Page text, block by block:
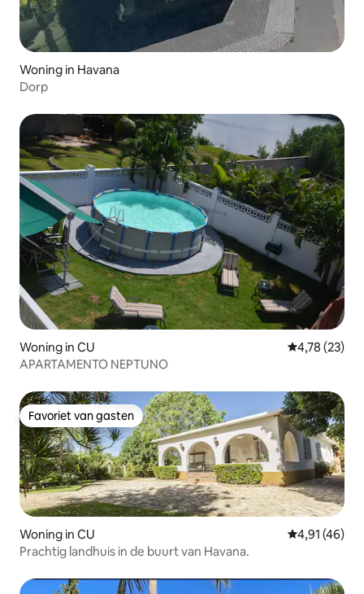
Woning in Havana
Dorp
Woning in CU Gemiddelde
4,78 (23)
APARTAMENTO NEPTUNO
Favoriet van gasten
Favoriet van gasten
Woning in CU Gemiddelde
4,91 (46)
Prachtig landhuis in de buurt van Havana.